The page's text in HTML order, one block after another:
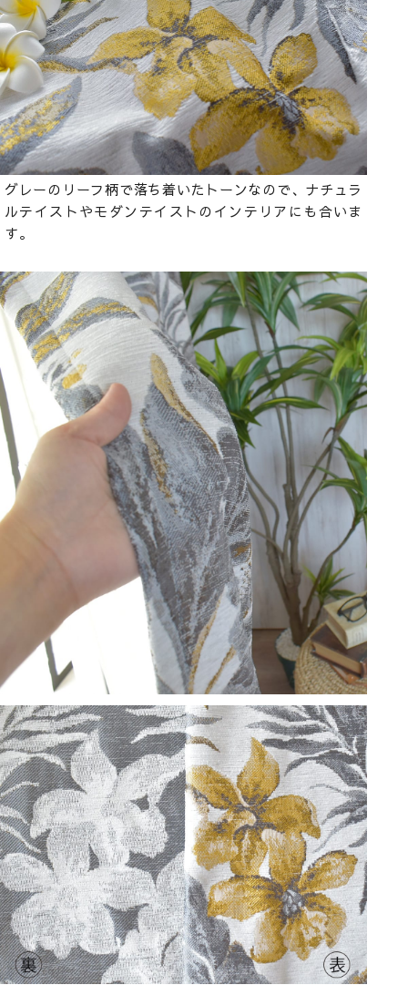
グレーのリーフ柄で落ち着いたトーンなので、ナチュラ
ルテイストやモダンテイストのインテリアにも合いま
す。